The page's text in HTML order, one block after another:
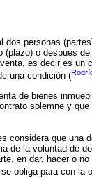
dos personas
(plazo) o después
es decir es un
una condición (
de bienes
solemne y que
considera que una
de la voluntad de
en dar, hacer o
obliga para con la